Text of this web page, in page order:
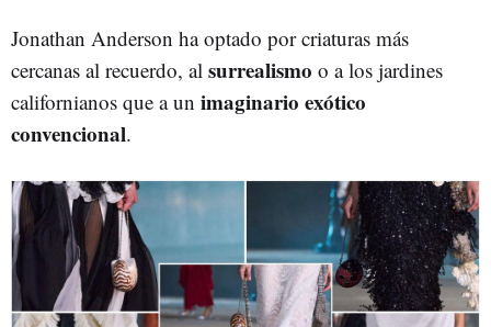
Jonathan Anderson ha optado por criaturas más
cercanas al recuerdo, al surrealismo o a los jardines
californianos que a un imaginario exótico
convencional.